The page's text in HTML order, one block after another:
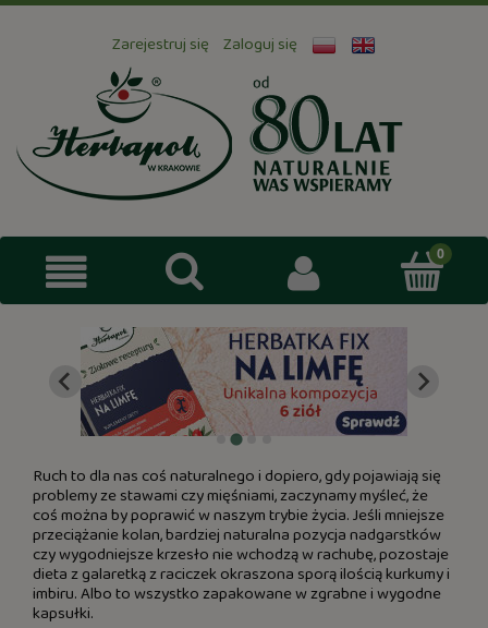
Zarejestruj się Zaloguj się
Ruch to dla nas coś naturalnego i dopiero, gdy pojawiają się
problemy ze stawami czy mięśniami, zaczynamy myśleć, że
coś można by poprawić w naszym trybie życia. Jeśli mniejsze
przeciążanie kolan, bardziej naturalna pozycja nadgarstków
czy wygodniejsze krzesło nie wchodzą w rachubę, pozostaje
dieta z galaretką z raciczek okraszona sporą ilością kurkumy i
imbiru. Albo to wszystko zapakowane w zgrabne i wygodne
kapsułki.